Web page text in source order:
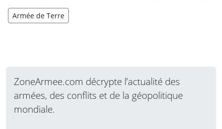
Armée de Terre
ZoneArmee.com décrypte l’actualité des
armées, des conflits et de la géopolitique
mondiale.